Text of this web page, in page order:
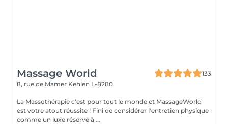
Massage World
133
8, rue de Mamer Kehlen L-8280
La Massothérapie c'est pour tout le monde et MassageWorld
est votre atout réussite ! Fini de considérer l'entretien physique
comme un luxe réservé à ...